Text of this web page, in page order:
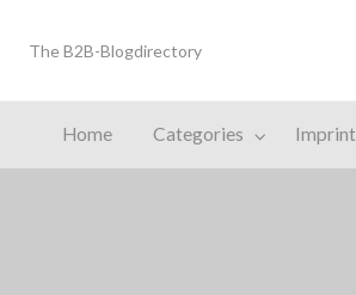
Bloggomio
The B2B-Blogdirectory
Home Categories Imprint